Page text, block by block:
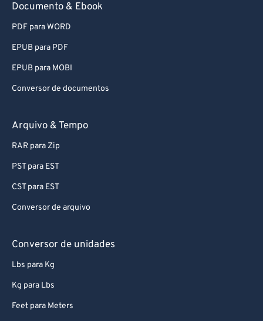
Documento & Ebook
PDF para WORD
EPUB para PDF
EPUB para MOBI
Conversor de documentos
Arquivo & Tempo
RAR para Zip
PST para EST
CST para EST
Conversor de arquivo
Conversor de unidades
Lbs para Kg
Kg para Lbs
Feet para Meters